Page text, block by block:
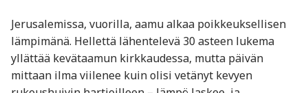
Jerusalemissa, vuorilla, aamu alkaa poikkeuksellisen
lämpimänä. Hellettä lähentelevä 30 asteen lukema
yllättää kevätaamun kirkkaudessa, mutta päivän
mittaan ilma viilenee kuin olisi vetänyt kevyen